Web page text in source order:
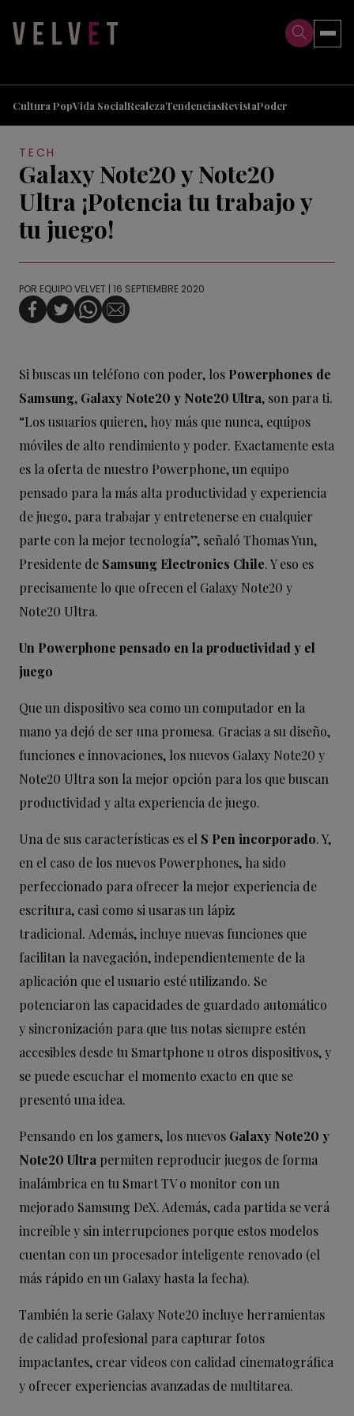
Cultura PopVida SocialRealezaTendenciasRevistaPoder
TECH
Galaxy Note20 y Note20
Ultra ¡Potencia tu trabajo y
tu juego!
POR EQUIPO VELVET | 16 SEPTIEMBRE 2020
Si buscas un teléfono con poder, los Powerphones de
Samsung, Galaxy Note20 y Note20 Ultra, son para ti.
“Los usuarios quieren, hoy más que nunca, equipos
móviles de alto rendimiento y poder. Exactamente esta
es la oferta de nuestro Powerphone, un equipo
pensado para la más alta productividad y experiencia
de juego, para trabajar y entretenerse en cualquier
parte con la mejor tecnología”, señaló Thomas Yun,
Presidente de Samsung Electronics Chile. Y eso es
precisamente lo que ofrecen el Galaxy Note20 y
Note20 Ultra.
Un Powerphone pensado en la productividad y el
juego
Que un dispositivo sea como un computador en la
mano ya dejó de ser una promesa. Gracias a su diseño,
funciones e innovaciones, los nuevos Galaxy Note20 y
Note20 Ultra son la mejor opción para los que buscan
productividad y alta experiencia de juego.
Una de sus características es el S Pen incorporado. Y,
en el caso de los nuevos Powerphones, ha sido
perfeccionado para ofrecer la mejor experiencia de
escritura, casi como si usaras un lápiz
tradicional. Además, incluye nuevas funciones que
facilitan la navegación, independientemente de la
aplicación que el usuario esté utilizando. Se
potenciaron las capacidades de guardado automático
y sincronización para que tus notas siempre estén
accesibles desde tu Smartphone u otros dispositivos, y
se puede escuchar el momento exacto en que se
presentó una idea.
Pensando en los gamers, los nuevos Galaxy Note20 y
Note20 Ultra permiten reproducir juegos de forma
inalámbrica en tu Smart TV o monitor con un
mejorado Samsung DeX. Además, cada partida se verá
increíble y sin interrupciones porque estos modelos
cuentan con un procesador inteligente renovado (el
más rápido en un Galaxy hasta la fecha).
También la serie Galaxy Note20 incluye herramientas
de calidad profesional para capturar fotos
impactantes, crear videos con calidad cinematográfica
y ofrecer experiencias avanzadas de multitarea.